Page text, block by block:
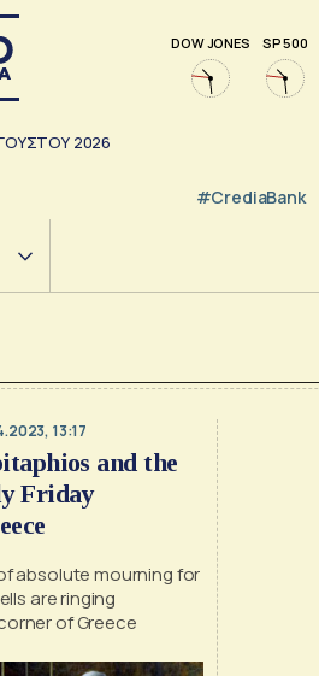
DOW JONES SP 500
2026
#CrediaBank
13:17
and the
Friday
absolute mourning for
are ringing
of Greece